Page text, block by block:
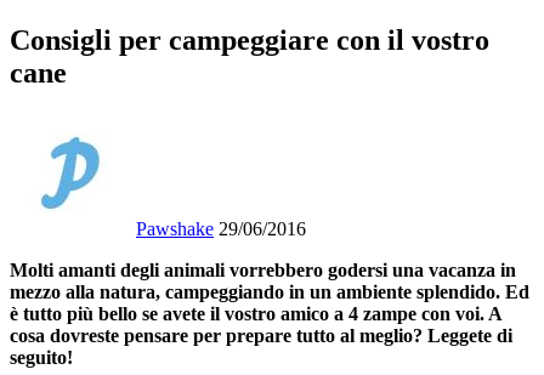
Consigli per campeggiare con il vostro
cane
Pawshake 29/06/2016
Molti amanti degli animali vorrebbero godersi una vacanza in
mezzo alla natura, campeggiando in un ambiente splendido. Ed
è tutto più bello se avete il vostro amico a 4 zampe con voi. A
cosa dovreste pensare per prepare tutto al meglio? Leggete di
seguito!